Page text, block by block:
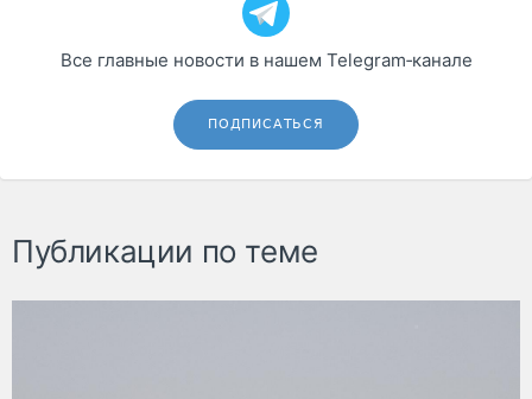
Все главные новости в нашем Telegram‑канале
ПОДПИСАТЬСЯ
Публикации по теме